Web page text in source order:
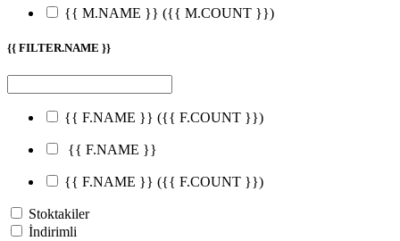
{{ M.NAME }} ({{ M.COUNT }})
{{ FILTER.NAME }}
{{ F.NAME }} ({{ F.COUNT }})
{{ F.NAME }}
{{ F.NAME }} ({{ F.COUNT }})
Stoktakiler
İndirimli